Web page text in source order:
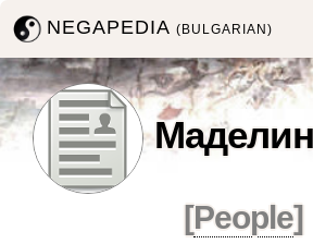
NEGAPEDIA(BULGARIAN)
[People]